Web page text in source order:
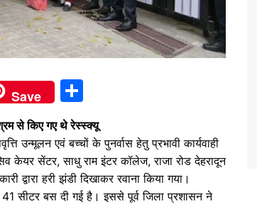
Save
ar
e
से किए गए थे रेस्स्क्यू
उन्मूलन एवं बच्चों के पुनर्वास हेतु प्रभावी कार्यवाही
केयर सेंटर, साधु राम इंटर कॉलेज, राजा रोड देहरादून
द्वारा हरी झंडी दिखाकर रवाना किया गया।
सीटर बस दी गई है। इससे पूर्व जिला प्रशासन ने